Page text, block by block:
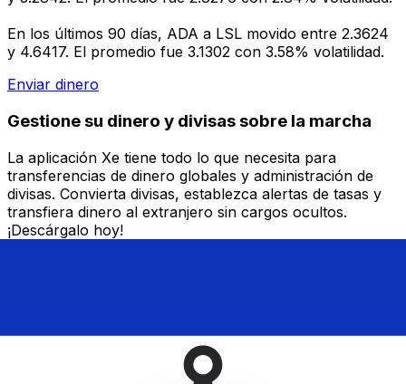
En los últimos 90 días, ADA a LSL movido entre 2.3624
y 4.6417. El promedio fue 3.1302 con 3.58% volatilidad.
Enviar dinero
Gestione su dinero y divisas sobre la marcha
La aplicación Xe tiene todo lo que necesita para
transferencias de dinero globales y administración de
divisas. Convierta divisas, establezca alertas de tasas y
transfiera dinero al extranjero sin cargos ocultos.
¡Descárgalo hoy!